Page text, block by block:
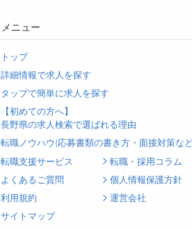
メニュー
トップ
詳細情報で求人を探す
タップで簡単に求人を探す
【初めての方へ】
長野県の求人検索で選ばれる理由
転職ノウハウ(応募書類の書き方・面接対策な
転職支援サービス
転職・採用コラム
よくあるご質問
個人情報保護方針
利用規約
運営会社
サイトマップ